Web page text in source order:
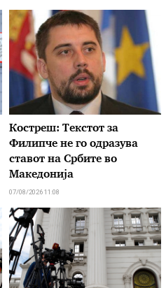
Костреш: Текстот за
Филипче не го одразува
ставот на Србите во
Македонија
07/08/2026 11:08